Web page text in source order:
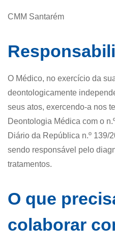
CMM Santarém
O Médico, no exercício da
deontologicamente
seus atos, exercendo-a nos
Deontologia Médica com o
Diário da República n.º 139/
sendo responsável pelo
tratamentos.
O que
colaborar